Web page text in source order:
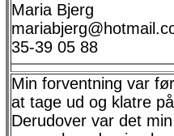
Maria Bjerg
35-39 05 88
Min forventning var
at tage ud og klatre
Derudover var det